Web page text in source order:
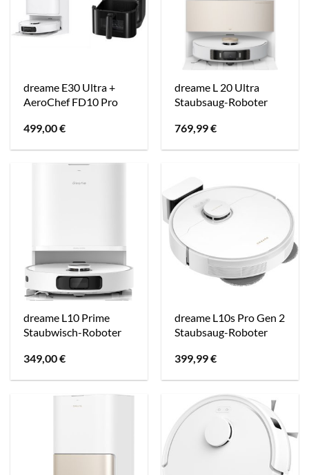
dreame E30 Ultra +
AeroChef FD10 Pro
499,00€
dreame L 20 Ultra
Staubsaug-Roboter
769,99€
dreame L10 Prime
Staubwisch-Roboter
349,00€
dreame L10s Pro Gen 2
Staubsaug-Roboter
399,99€